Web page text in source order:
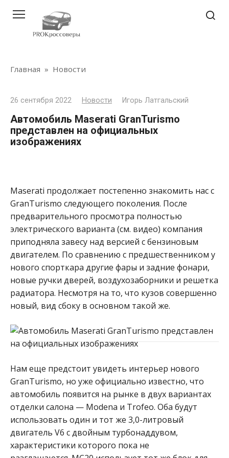
контенту
Главная » Новости
26 сентября 2022 Новости Игорь Латгальский
Автомобиль Maserati GranTurismo
представлен на официальных
изображениях
Maserati продолжает постепенно знакомить нас с
GranTurismo следующего поколения. После
предварительного просмотра полностью
электрического варианта (см. видео) компания
приподняла завесу над версией с бензиновым
двигателем. По сравнению с предшественником у
нового спорткара другие фары и задние фонари,
новые ручки дверей, воздухозаборники и решетка
радиатора. Несмотря на то, что кузов совершенно
новый, вид сбоку в основном такой же.
Нам еще предстоит увидеть интерьер нового
GranTurismo, но уже официально известно, что
автомобиль появится на рынке в двух вариантах
отделки салона — Modena и Trofeo. Оба будут
использовать один и тот же 3,0-литровый
двигатель V6 с двойным турбонаддувом,
характеристики которого пока не